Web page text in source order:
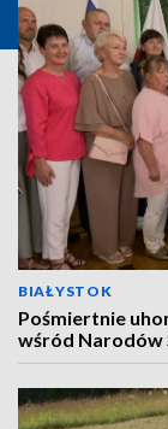
BIAŁYSTOK
Pośmiertnie
wśród Narodów